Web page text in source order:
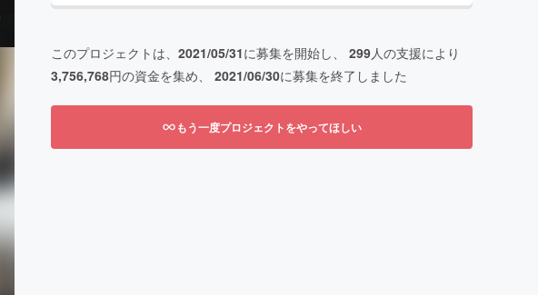
このプロジェクトは、 2021/05/31に募集を開始し、 299人の支援により
3,756,768円の資金を集め、 2021/06/30に募集を終了しました
もう一度プロジェクトをやってほしい